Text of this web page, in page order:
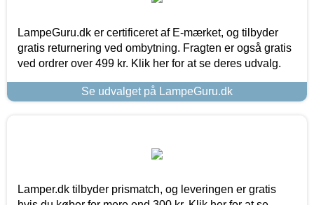
LampeGuru.dk er certificeret af E-mærket, og tilbyder
gratis returnering ved ombytning. Fragten er også gratis
ved ordrer over 499 kr. Klik her for at se deres udvalg.
Se udvalget på LampeGuru.dk
Lamper.dk tilbyder prismatch, og leveringen er gratis